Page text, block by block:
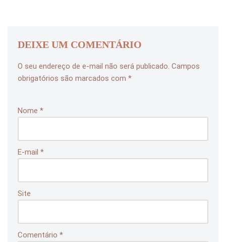
DEIXE UM COMENTÁRIO
O seu endereço de e-mail não será publicado. Campos
obrigatórios são marcados com *
Nome *
E-mail *
Site
Comentário *